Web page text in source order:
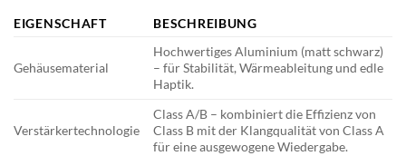
EIGENSCHAFT BESCHREIBUNG
Gehäusematerial
Hochwertiges Aluminium (matt schwarz)
– für Stabilität, Wärmeableitung und edle
Haptik.
Verstärkertechnologie
Class A/B – kombiniert die Effizienz von
Class B mit der Klangqualität von Class A
für eine ausgewogene Wiedergabe.